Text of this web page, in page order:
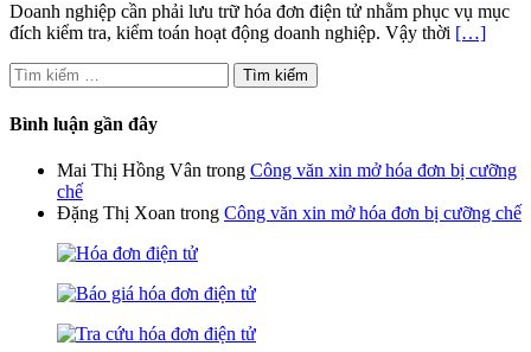
Doanh nghiệp cần phải lưu trữ hóa đơn điện tử nhằm phục vụ mục
đích kiểm tra, kiểm toán hoạt động doanh nghiệp. Vậy thời […]
Tìm
kiếm
cho:
Bình luận gần đây
Mai Thị Hồng Vân trong Công văn xin mở hóa đơn bị cưỡng
chế
Đặng Thị Xoan trong Công văn xin mở hóa đơn bị cưỡng chế